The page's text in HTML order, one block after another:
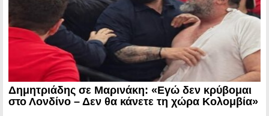
Δημητριάδης σε Μαρινάκη: «Εγώ δεν κρύβομαι
στο Λονδίνο – Δεν θα κάνετε τη χώρα Κολομβία»